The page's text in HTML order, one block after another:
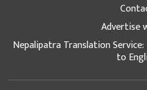
Advertise
Nepalipatra Translation
to